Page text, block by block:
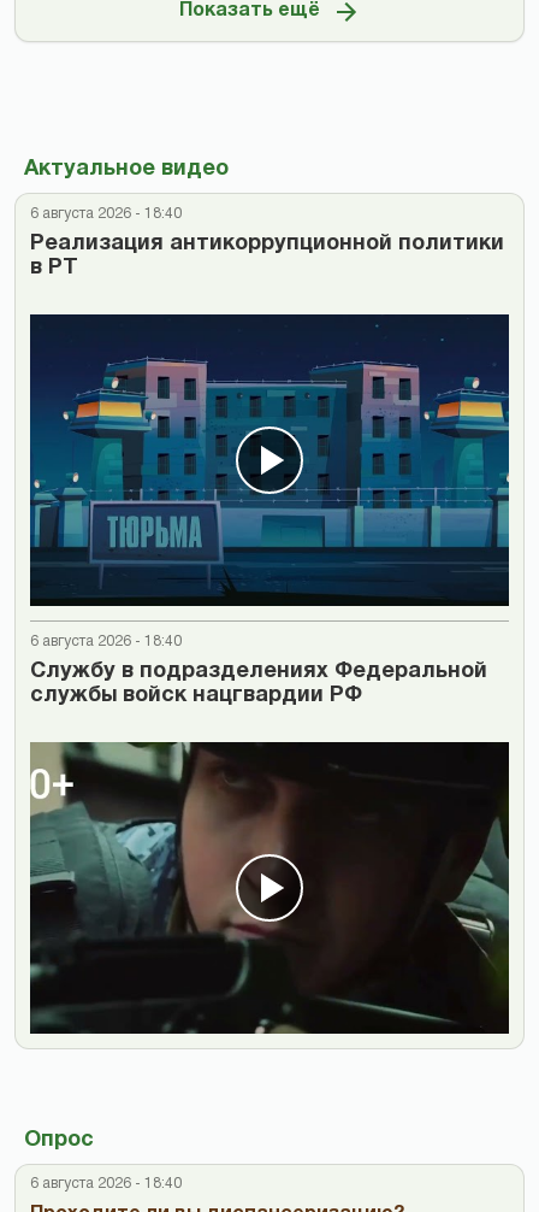
Показать ещё
Актуальное видео
6 августа 2026 - 18:40
Реализация антикоррупционной политики
в РТ
6 августа 2026 - 18:40
Cлужбу в подразделениях Федеральной
службы войск нацгвардии РФ
Опрос
6 августа 2026 - 18:40